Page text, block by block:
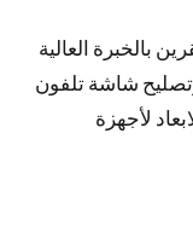
بالخبرة العالية
شاشة تلفون
لأجهزة